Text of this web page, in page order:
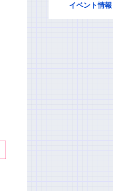
イベント情報